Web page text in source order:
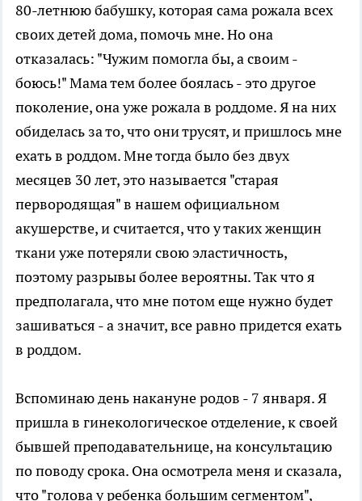
80-летнюю бабушку, которая сама рожала всех
своих детей дома, помочь мне. Но она
отказалась: "Чужим помогла бы, а своим -
боюсь!" Мама тем более боялась - это другое
поколение, она уже рожала в роддоме. Я на них
обиделась за то, что они трусят, и пришлось мне
ехать в роддом. Мне тогда было без двух
месяцев 30 лет, это называется "старая
первородящая" в нашем официальном
акушерстве, и считается, что у таких женщин
ткани уже потеряли свою эластичность,
поэтому разрывы более вероятны. Так что я
предполагала, что мне потом еще нужно будет
зашиваться - а значит, все равно придется ехать
в роддом.
Вспоминаю день накануне родов - 7 января. Я
пришла в гинекологическое отделение, к своей
бывшей преподавательнице, на консультацию
по поводу срока. Она осмотрела меня и сказала,
что "голова у ребенка большим сегментом",